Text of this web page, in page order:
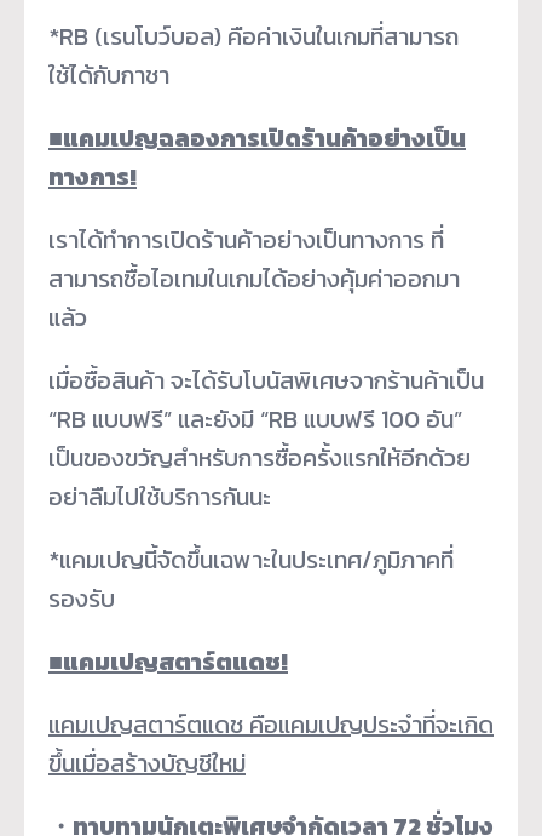
*RB (เรนโบว์บอล) คือค่าเงินในเกมที่สามารถ
ใช้ได้กับกาชา
■แคมเปญฉลองการเปิดร้านค้าอย่างเป็น
ทางการ!
เราได้ทำการเปิดร้านค้าอย่างเป็นทางการ ที่
สามารถซื้อไอเทมในเกมได้อย่างคุ้มค่าออกมา
แล้ว
เมื่อซื้อสินค้า จะได้รับโบนัสพิเศษจากร้านค้าเป็น
“RB แบบฟรี” และยังมี “RB แบบฟรี 100 อัน”
เป็นของขวัญสำหรับการซื้อครั้งแรกให้อีกด้วย
อย่าลืมไปใช้บริการกันนะ
*แคมเปญนี้จัดขึ้นเฉพาะในประเทศ/ภูมิภาคที่
รองรับ
■แคมเปญสตาร์ตแดช!
แคมเปญสตาร์ตแดช คือแคมเปญประจำที่จะเกิด
ขึ้นเมื่อสร้างบัญชีใหม่
・ ทาบทามนักเตะพิเศษจำกัดเวลา 72 ชั่วโมง